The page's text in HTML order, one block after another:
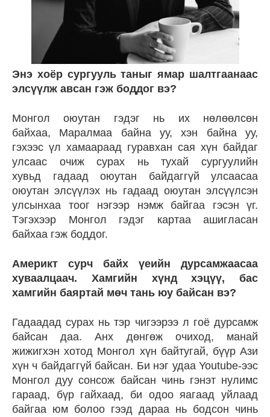
Энэ хоёр сургууль таныг ямар шалтгаанаас
элсүүлж авсан гэж боддог вэ?
Монгол оюутан гэдэг нь их нөлөөлсөн
байхаа, Маралмаа байна уу, хэн байна уу,
гэхээс үл хамаараад гуравхан сая хүн байдаг
улсаас очиж сурах нь тухай сургуулийн
хувьд гадаад оюутан байдаггүй улсаасаа
оюутан элсүүлэх нь гадаад оюутан элсүүлсэн
улсынхаа тоог нэгээр нэмж байгаа гэсэн үг.
Тэгэхээр Монгол гэдэг картаа ашигласан
байхаа гэж боддог.
Америкт сурч байх үеийн дурсамжаасаа
хуваалцаач. Хамгийн хүнд хэцүү, бас
хамгийн баяртай мөч тань юу байсан вэ?
Гадаадад сурах нь тэр чигээрээ л гоё дурсамж
байсан даа. Анх дөнгөж очиход, манай
жижигхэн хотод Монгол хүн байтугай, бүүр Ази
хүн ч байдаггүй байсан. Би нэг удаа Youtube-ээс
Монгол дуу сонсож байсан чинь гэнэт нулимс
гараад, бүр гайхаад, би одоо яагаад уйлаад
байгаа юм болоо гээд дараа нь бодсон чинь